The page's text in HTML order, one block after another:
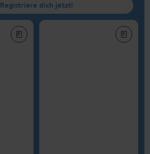
Registriere dich jetzt!